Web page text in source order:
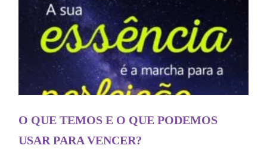
O QUE TEMOS E O QUE PODEMOS
USAR PARA VENCER?